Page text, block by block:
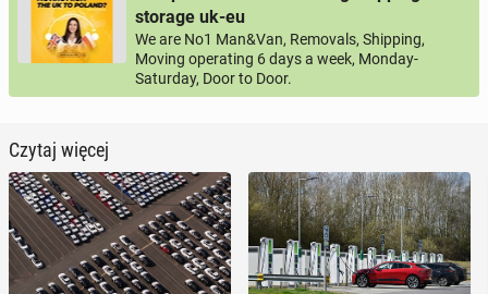
storage uk-eu
We are No1 Man&Van, Removals, Shipping,
Moving operating 6 days a week, Monday-
Saturday, Door to Door.
Czytaj więcej